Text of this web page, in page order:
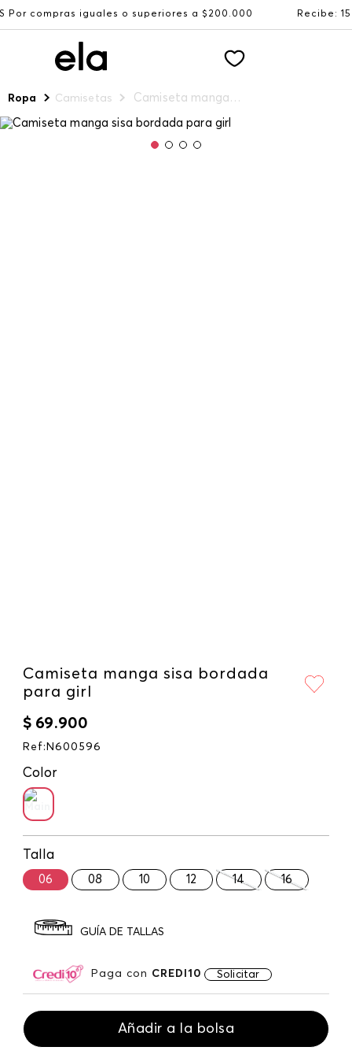
iguales o superiores a $200.000 Recibe: 15%OFF
Ropa Camisetas Camiseta manga sisa bordada para girl
Camiseta manga sisa bordada
para girl
$ 69.900
Ref : N600596
Color
Talla
06 08 10 12 14 16
GUÍA DE TALLAS
Paga con CREDI10 Solicitar
Añadir a la bolsa